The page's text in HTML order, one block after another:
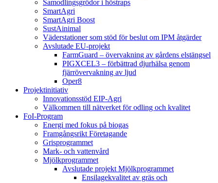
Samodlingsgrödor i höstraps
SmartAgri
SmartAgri Boost
SustAinimal
Väderstationer som stöd för beslut om IPM åtgärder
Avslutade EU-projekt
FarmGuard – övervakning av gårdens elstängsel
PIGXCEL3 – förbättrad djurhälsa genom
fjärrövervakning av ljud
Oper8
Projektinitiativ
Innovationsstöd EIP-Agri
Välkommen till nätverket för odling och kvalitet
FoI-Program
Energi med fokus på biogas
Framgångsrikt Företagande
Grisprogrammet
Mark- och vattenvård
Mjölkprogrammet
Avslutade projekt Mjölkprogrammet
Ensilagekvalitet av gräs och